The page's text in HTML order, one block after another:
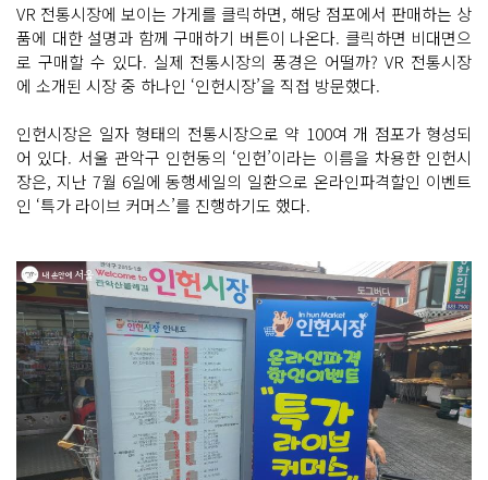
VR 전통시장에 보이는 가게를 클릭하면, 해당 점포에서 판매하는 상
품에 대한 설명과 함께 구매하기 버튼이 나온다. 클릭하면 비대면으
로 구매할 수 있다. 실제 전통시장의 풍경은 어떨까? VR 전통시장
에 소개된 시장 중 하나인 ‘인헌시장’을 직접 방문했다.
인헌시장은 일자 형태의 전통시장으로 약 100여 개 점포가 형성되
어 있다. 서울 관악구 인헌동의 ‘인헌’이라는 이름을 차용한 인헌시
장은, 지난 7월 6일에 동행세일의 일환으로 온라인파격할인 이벤트
인 ‘특가 라이브 커머스’를 진행하기도 했다.